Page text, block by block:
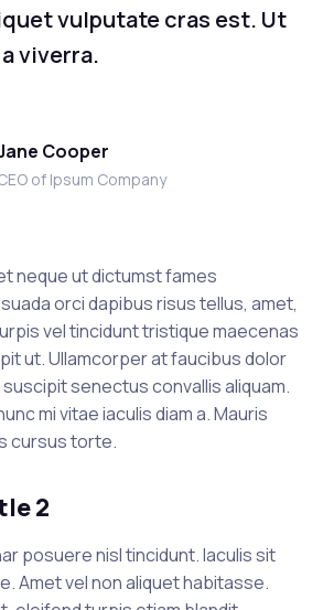
vulputate cras est. Ut
viverra.
Cooper
of Ipsum Company
neque ut dictumst fames
orci dapibus risus tellus, amet,
vel tincidunt tristique maecenas
ut. Ullamcorper at faucibus dolor
senectus convallis aliquam.
mi vitae iaculis diam a. Mauris
cursus torte.
2
posuere nisl tincidunt. Iaculis sit
Amet vel non aliquet habitasse.